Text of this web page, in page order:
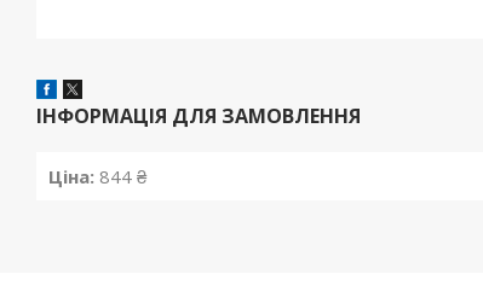
ІНФОРМАЦІЯ ДЛЯ ЗАМОВЛЕННЯ
Ціна: 844 ₴